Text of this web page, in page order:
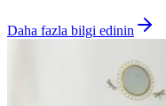
Daha fazla bilgi edinin